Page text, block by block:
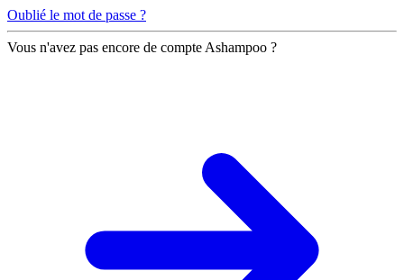
Oublié le mot de passe ?
Vous n'avez pas encore de compte Ashampoo ?